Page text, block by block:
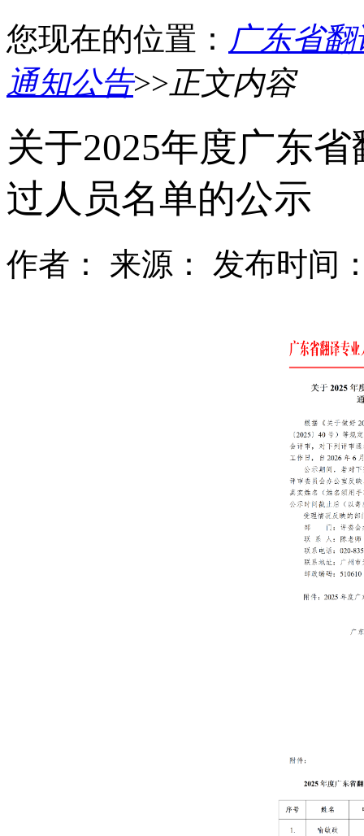
您现在的位置： 广东省
通知公告>>正文内容
关于2025年度广东
过人员名单的公示
作者： 来源： 发布时间